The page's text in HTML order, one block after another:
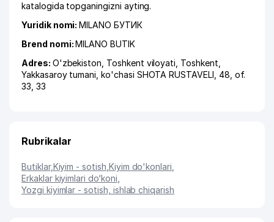
katalogida topganingizni ayting.
Yuridik nomi:MILANO БУТИК
Brend nomi:MILANO BUTIK
Adres: O'zbekiston, Toshkent viloyati Toshkent
Yakkasaroy tumani ,ko'chasi SHOTA RUSTAVELI , 48, of.
33, 33
Rubrikalar
Butiklar,Kiyim - sotish Kiyim do'konlari
Erkaklar kiyimlari do‘koni
Yozgi kiyimlar - sotish, ishlab chiqarish